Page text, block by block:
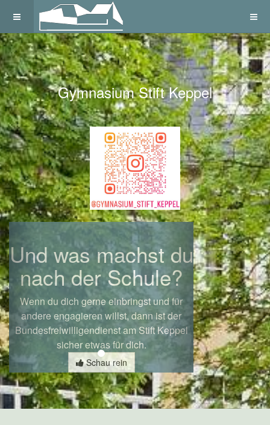
Gymnasium Stift Keppel
Und was machst du
nach der Schule?
Wenn du dich gerne einbringst und für
andere engagieren willst, dann ist der
Bundesfreiwilligendienst am Stift Keppel
sicher etwas für dich.
Schau rein
Previous Next